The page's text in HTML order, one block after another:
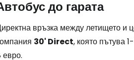
до гарата
връзка между летището и
30' Direct, която пътува
евро.